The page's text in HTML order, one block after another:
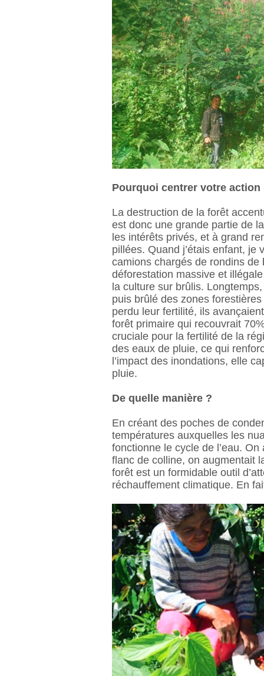
Pourquoi centrer votre
La destruction de la forêt
est donc une grande partie de
les intérêts privés, et à grand
pillées. Quand j’étais enfant,
camions chargés de rondins de
déforestation massive et
la culture sur brûlis.
puis brûlé des zones
perdu leur fertilité, ils
forêt primaire qui recouvrait
cruciale pour la fertilité de la
des eaux de pluie, ce qui
l’impact des inondations, elle
pluie.
De quelle manière ?
En créant des poches de
températures auxquelles les
fonctionne le cycle de l’eau.
flanc de colline, on augmentait
forêt est un formidable outil
réchauffement climatique. En